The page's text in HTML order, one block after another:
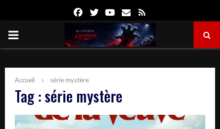
FacebookTwitterYoutube
Email
PRIMARY
Accueil série mystère
Tag : série mystère